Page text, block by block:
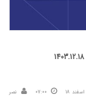
07:00 نصر